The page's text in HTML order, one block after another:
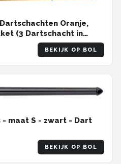
Oranje,
(3 Dartschacht in
BEKIJK OP BOL
maat S - zwart - Dart
BEKIJK OP BOL